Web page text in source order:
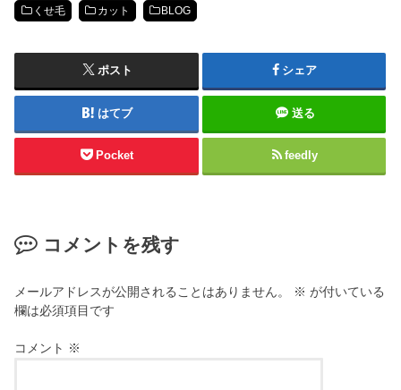
くせ毛 カット BLOG
ポスト シェア
はてブ 送る
Pocket feedly
コメントを残す
メールアドレスが公開されることはありません。 ※ が付いている
欄は必須項目です
コメント ※